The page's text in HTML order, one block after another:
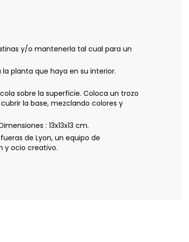
y/o mantenerla tal cual para un
la planta que haya en su interior.
sobre la superficie. Coloca un trozo
la base, mezclando colores y
: 13x13x13 cm.
de Lyon, un equipo de
y ocio creativo.